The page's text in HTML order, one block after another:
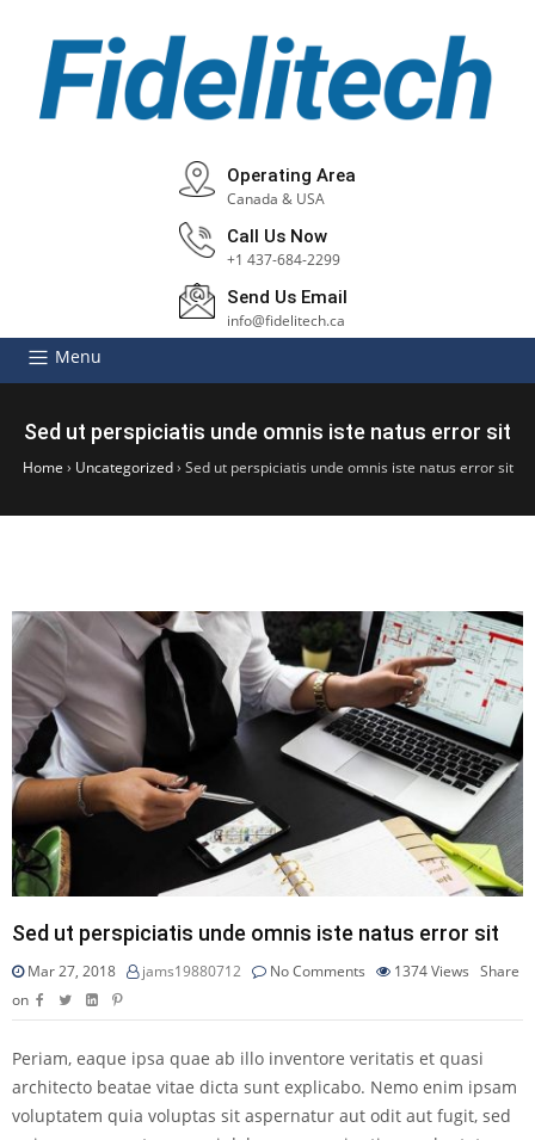
Operating Area
Canada & USA
Call Us Now
+1 437-684-2299
Send Us Email
info@fidelitech.ca
Menu
Sed ut perspiciatis unde omnis iste natus error sit
Home › Uncategorized› Sed ut perspiciatis unde omnis iste natus error sit
Sed ut perspiciatis unde omnis iste natus error sit
Mar 27, 2018 jams19880712 No Comments 1374Views Share
on
Periam, eaque ipsa quae ab illo inventore veritatis et quasi
architecto beatae vitae dicta sunt explicabo. Nemo enim ipsam
voluptatem quia voluptas sit aspernatur aut odit aut fugit, sed